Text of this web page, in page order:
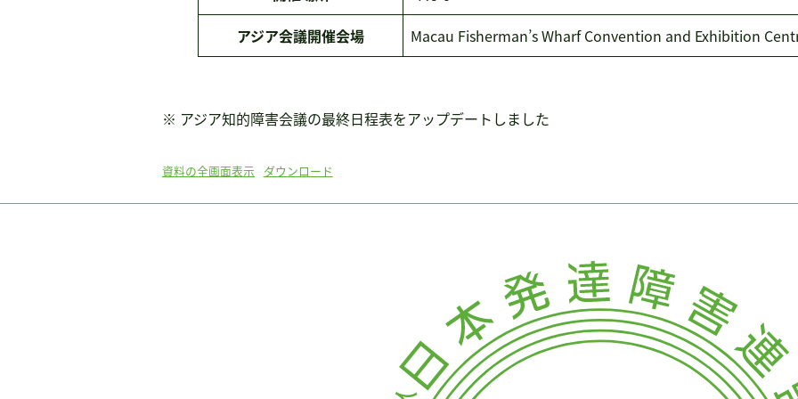
アジア会議開催会場
Macau Fisherman’s Wharf Convention and Exhibition
※ アジア知的障害会議の最終日程表をアップデートしました
資料の全画面表示 ダウンロード